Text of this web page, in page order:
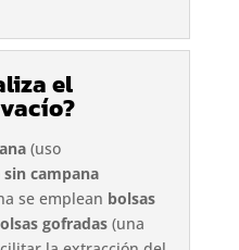
el
(uso
sin campana
se emplean bolsas
gofradas(una